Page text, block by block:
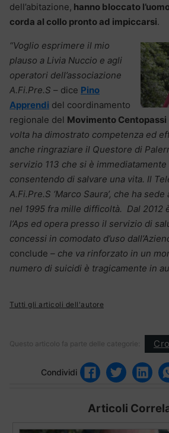
dell’abitazione, hanno bloccato
corda al collo pronto ad impiccarsi.
“Voglio esprimere il mio
plauso a Livia Nuccio e agli
operatori dell’associazione
A.Fi.Pre.S – dice Pino
Apprendi del coordinamento
regionale del Movimento Centopassi
volta ha dimostrato competenza ed
anche ringraziare il Questore di
servizio 113 che si è immediatamente
consentendo di salvare una vita. Il
A.Fi.Pre.S ‘Marco Saura’, che ha
nel 1995 fra mille difficoltà. Dal 2012
l’Aps ed opera presso il servizio di
concessi in comodato d’uso
conclude – che va rinforzato in un
numero di suicidi è tragicamente in
Tutti gli articoli dell'autore
Questo articolo fa parte delle categorie:
Condividi
Articoli